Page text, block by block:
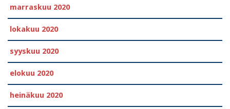
marraskuu 2020
lokakuu 2020
syyskuu 2020
elokuu 2020
heinäkuu 2020